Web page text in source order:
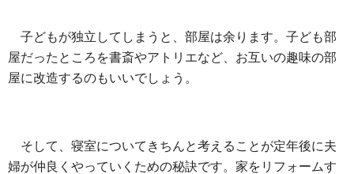
子どもが独立してしまうと、部屋は余ります。子ども部
屋だったところを書斎やアトリエなど、お互いの趣味の部
屋に改造するのもいいでしょう。
そして、寝室についてきちんと考えることが定年後に夫
婦が仲良くやっていくための秘訣です。家をリフォームす